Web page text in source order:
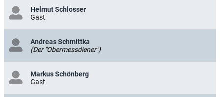
Helmut Schlosser
Gast
Andreas Schmittka
(Der "Obermessdiener")
Markus Schönberg
Gast